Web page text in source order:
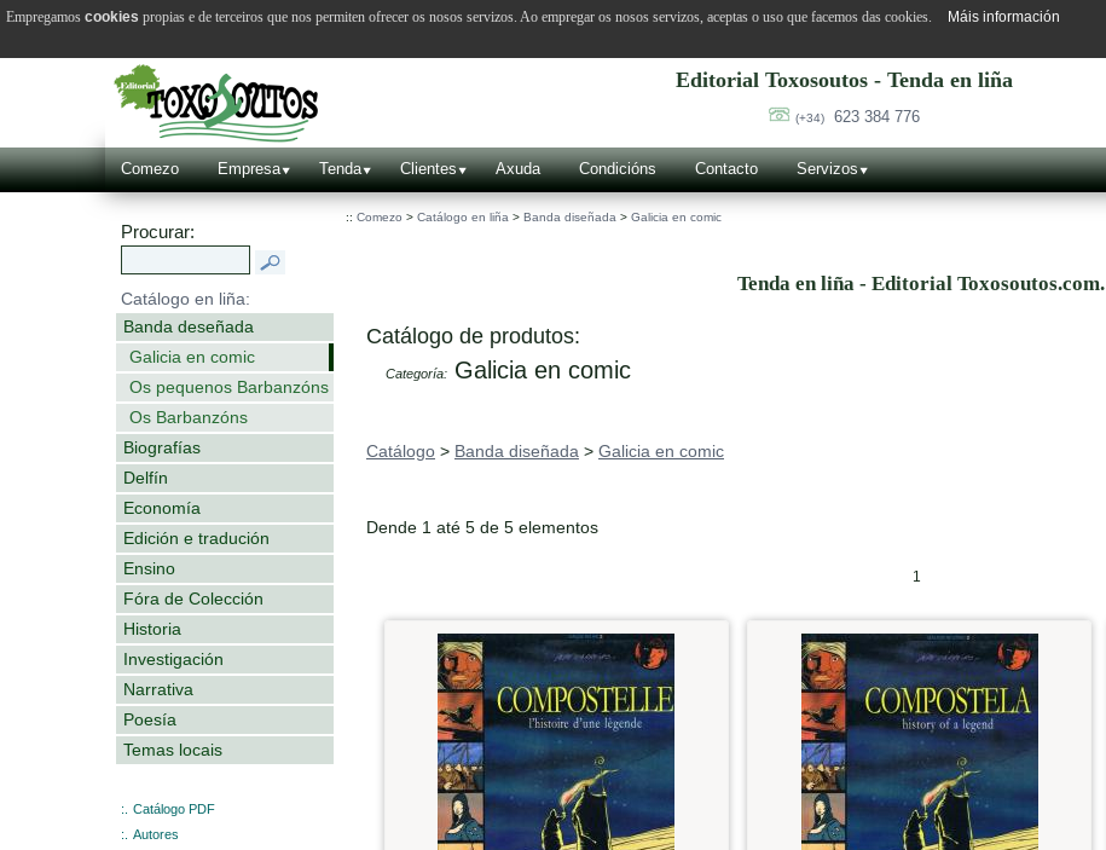
Editorial Toxosoutos - Tenda en liña
(+34) 623 384 776
Comezo Empresa Tenda Clientes Axuda Condicións Contacto Servizos
Procurar:
Catálogo en liña:
Banda deseñada
Galicia en comic
Os pequenos Barbanzóns
Os Barbanzóns
Biografías
Delfín
Economía
Edición e tradución
Ensino
Fóra de Colección
Historia
Investigación
Narrativa
Poesía
Temas locais
:.
Catálogo PDF
:.
Autores
:: Comezo > Catálogo en liña > Banda diseñada > Galicia en comic
Tenda en liña - Editorial Toxosoutos.com.
Catálogo de produtos:
Categoría: Galicia en comic
Catálogo > Banda diseñada > Galicia en comic
Dende 1 até 5 de 5 elementos
1
Empregamos cookies propias e de terceiros que nos permiten ofrecer os nosos servizos. Ao empregar os nosos servizos, aceptas o uso que facemos das cookies. Máis información